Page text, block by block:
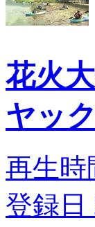
花火
ヤッ
再生時
登録日